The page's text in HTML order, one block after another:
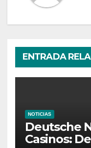
ENTRADA
NOTICIAS
Deutsche
Casinos: